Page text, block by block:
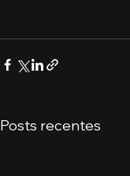
Posts recentes